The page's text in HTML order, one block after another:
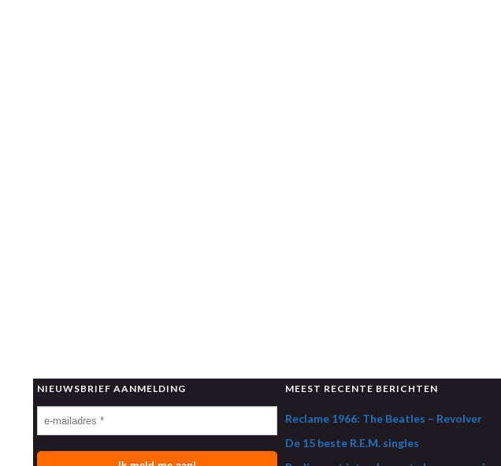
NIEUWSBRIEF AANMELDING MEEST RECENTE BERICHTEN
Reclame 1966: The Beatles – Revolver
De 15 beste R.E.M. singles